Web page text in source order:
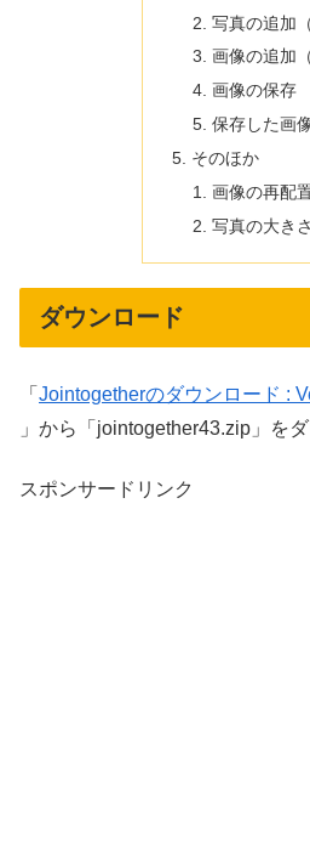
写真の追加（
画像の追加（
画像の保存
保存した画
そのほか
画像の再配
写真の大き
ダウンロード
「 Jointogetherのダウンロード :
」から「jointogether43.zip」を
スポンサードリンク